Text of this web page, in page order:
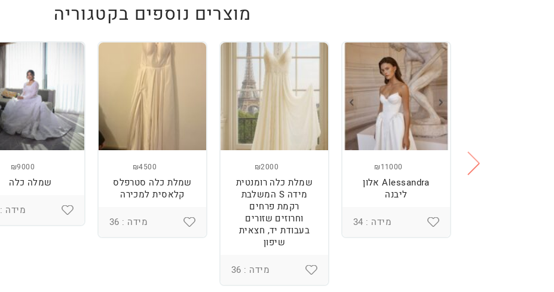
מוצרים נוספים בקטגוריה
₪11000
Alessandra אלון
ליבנה
מידה : 34
₪2000
שמלת כלה רומנטית
מידה S המשלבת
רקמת פרחים
וחרוזים שזורים
בעבודת יד, חצאית
שיפון
מידה : 36
₪4500
שמלת כלה סטרפלס
קלאסית למכירה
מידה : 36
₪9000
שמלה כלה
מידה : 38